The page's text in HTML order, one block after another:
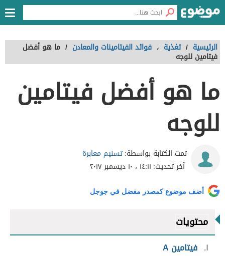
الرئيسية / تغذية ، فوائد الفيتامينات والمعادن / ما هو أفضل
فيتامين للوجه
ما هو أفضل فيتامين
للوجه
تمت الكتابة بواسطة:تسنيم معابرة
آخر تحديث: ١٤:١١ ، ١٠ ديسمبر ٢٠١٧
أضف موضوع كمصدر مفضل في جوجل
محتويات
١ فيتامين A